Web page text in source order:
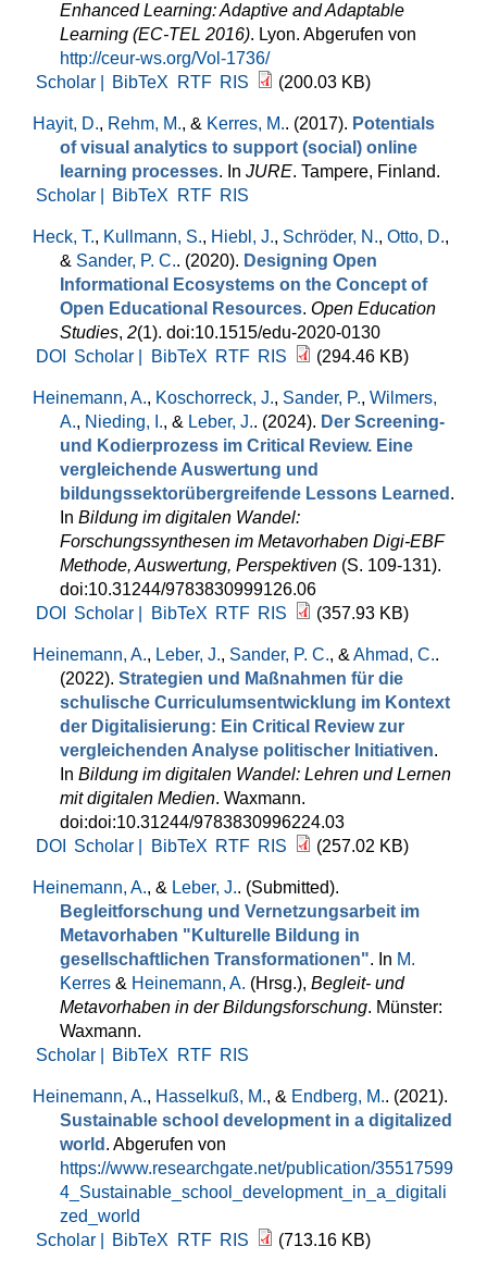
Enhanced Learning: Adaptive and Adaptable
Learning (EC-TEL 2016). Lyon. Abgerufen von
http://ceur-ws.org/Vol-1736/
Scholar |
BibTeX RTF RIS (200.03 KB)
Hayit, D., Rehm, M., & Kerres, M.. (2017). Potentials
of visual analytics to support (social) online
learning processes. In JURE. Tampere, Finland.
Scholar |
BibTeX RTF RIS
Heck, T., Kullmann, S., Hiebl, J., Schröder, N., Otto, D.,
& Sander, P. C.. (2020). Designing Open
Informational Ecosystems on the Concept of
Open Educational Resources. Open Education
Studies, 2(1). doi:10.1515/edu-2020-0130
DOI
Scholar | BibTeX RTF RIS (294.46 KB)
Heinemann, A., Koschorreck, J., Sander, P., Wilmers,
A., Nieding, I., & Leber, J.. (2024). Der Screening-
und Kodierprozess im Critical Review. Eine
vergleichende Auswertung und
bildungssektorübergreifende Lessons Learned .
In Bildung im digitalen Wandel:
Forschungssynthesen im Metavorhaben Digi-EBF
Methode, Auswertung, Perspektiven (S. 109-131).
doi:10.31244/9783830999126.06
DOI
Scholar | BibTeX RTF RIS (357.93 KB)
Heinemann, A., Leber, J., Sander, P. C., & Ahmad, C..
(2022). Strategien und Maßnahmen für die
schulische Curriculumsentwicklung im Kontext
der Digitalisierung: Ein Critical Review zur
vergleichenden Analyse politischer Initiativen.
In Bildung im digitalen Wandel: Lehren und Lernen
mit digitalen Medien. Waxmann.
doi:doi:10.31244/9783830996224.03
DOI
Scholar | BibTeX RTF RIS (257.02 KB)
Heinemann, A., & Leber, J.. (Submitted).
Begleitforschung und Vernetzungsarbeit im
Metavorhaben "Kulturelle Bildung in
gesellschaftlichen Transformationen". In M.
Kerres & Heinemann, A. (Hrsg.), Begleit- und
Metavorhaben in der Bildungsforschung. Münster:
Waxmann.
Scholar |
BibTeX RTF RIS
Heinemann, A., Hasselkuß, M., & Endberg, M.. (2021).
Sustainable school development in a digitalized
world . Abgerufen von
https://www.researchgate.net/publication/35517599
4_Sustainable_school_development_in_a_digitali
zed_world
Scholar |
BibTeX RTF RIS (713.16 KB)